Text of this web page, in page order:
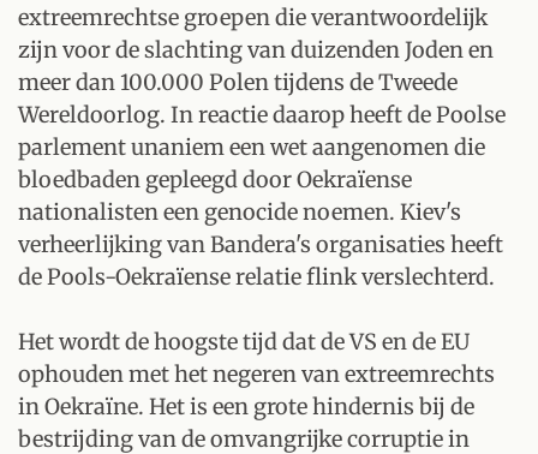
extreemrechtse groepen die verantwoordelijk
zijn voor de slachting van duizenden Joden en
meer dan 100.000 Polen tijdens de Tweede
Wereldoorlog. In reactie daarop heeft de Poolse
parlement unaniem een wet aangenomen die
bloedbaden gepleegd door Oekraïense
nationalisten een genocide noemen. Kiev's
verheerlijking van Bandera's organisaties heeft
de Pools-Oekraïense relatie flink verslechterd.
Het wordt de hoogste tijd dat de VS en de EU
ophouden met het negeren van extreemrechts
in Oekraïne. Het is een grote hindernis bij de
bestrijding van de omvangrijke corruptie in